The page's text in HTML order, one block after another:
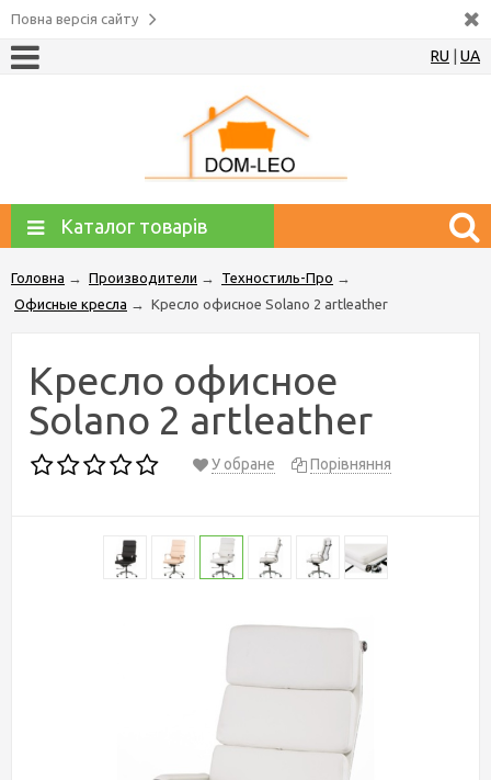
Повна версія сайту
RU UA
Каталог товарів
Головна → Производители → Техностиль-Про →
Офисные кресла → Кресло офисное Solano 2 artlеathеr
Кресло офисное
Solano 2 artlеathеr
У обране Порівняння